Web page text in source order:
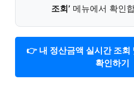
조회’ 메뉴에서 확인
👉 내 정산금액 실시간 조회
확인하기